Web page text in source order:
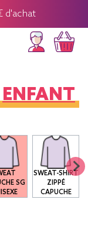
d'achat
ENFANT
SG
SWEAT-SHIRT
ZIPPÉ
CAPUCHE